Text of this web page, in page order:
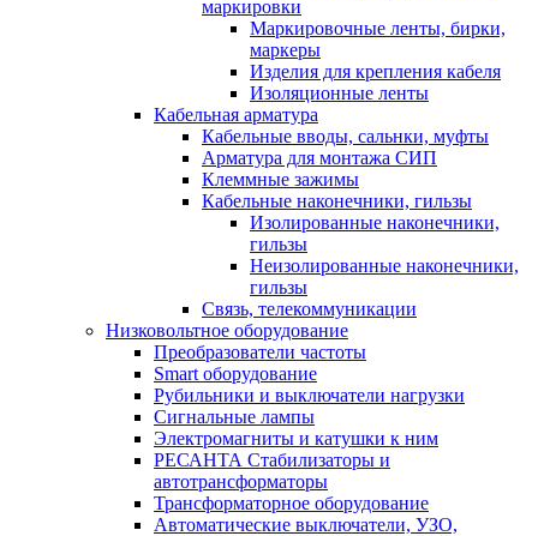
маркировки
Маркировочные ленты, бирки,
маркеры
Изделия для крепления кабеля
Изоляционные ленты
Кабельная арматура
Кабельные вводы, сальнки, муфты
Арматура для монтажа СИП
Клеммные зажимы
Кабельные наконечники, гильзы
Изолированные наконечники,
гильзы
Неизолированные наконечники,
гильзы
Связь, телекоммуникации
Низковольтное оборудование
Преобразователи частоты
Smart оборудование
Рубильники и выключатели нагрузки
Сигнальные лампы
Электромагниты и катушки к ним
РЕСАНТА Стабилизаторы и
автотрансформаторы
Трансформаторное оборудование
Автоматические выключатели, УЗО,